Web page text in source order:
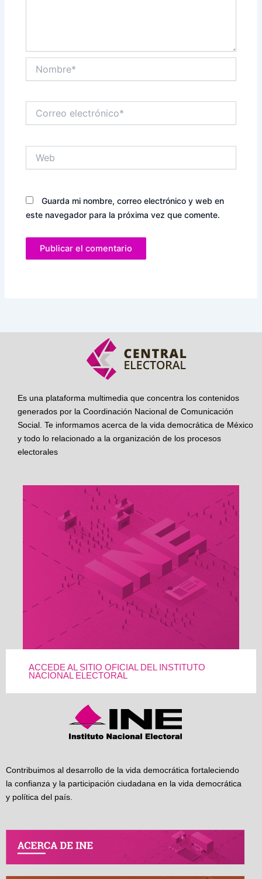
electrónico*
Guarda mi nombre, correo electrónico y web en
este navegador para la próxima vez que comente.
Es una plataforma multimedia que concentra los contenidos
generados por la Coordinación Nacional de Comunicación
Social. Te informamos acerca de la vida democrática de México
y todo lo relacionado a la organización de los procesos
electorales
ACCEDE AL SITIO OFICIAL DEL INSTITUTO
NACIONAL ELECTORAL
Contribuimos al desarrollo de la vida democrática fortaleciendo
la confianza y la participación ciudadana en la vida democrática
y política del país.